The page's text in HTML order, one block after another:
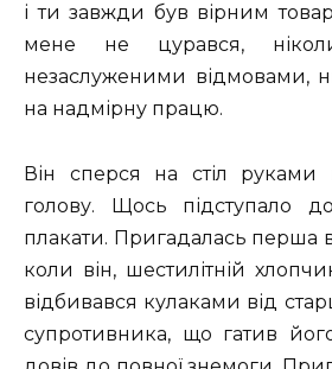
і ти завжди був вірним
мене не цурався,
незаслуженими відмовами,
на надмірну працю.
Він сперся на стіл
голову. Щось підступало
плакати. Пригадалась перша в
коли він, шестилітній
відбивався кулаками від
супротивника, що гатив